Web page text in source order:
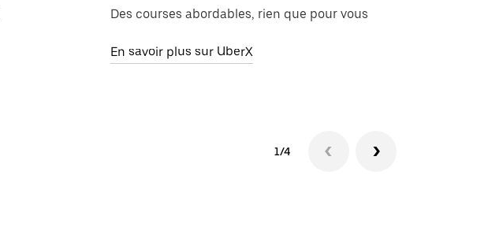
Des courses abordables, rien que pour vous
En savoir plus sur UberX
1/4